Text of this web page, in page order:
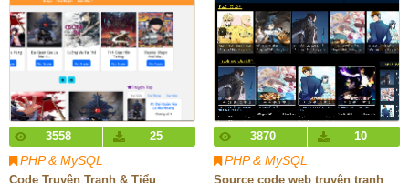
3558 25
PHP & MySQL
Code Truyện Tranh & Tiểu
3870 10
PHP & MySQL
Source code web truyện tranh